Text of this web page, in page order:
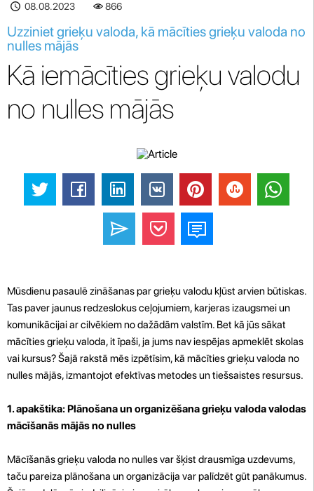
08.08.2023 866
Uzziniet grieķu valoda, kā mācīties grieķu valoda no
nulles mājās
Kā iemācīties grieķu valodu
no nulles mājās
Mūsdienu pasaulē zināšanas par grieķu valodu kļūst arvien būtiskas.
Tas paver jaunus redzeslokus ceļojumiem, karjeras izaugsmei un
komunikācijai ar cilvēkiem no dažādām valstīm. Bet kā jūs sākat
mācīties grieķu valoda, it īpaši, ja jums nav iespējas apmeklēt skolas
vai kursus? Šajā rakstā mēs izpētīsim, kā mācīties grieķu valoda no
nulles mājās, izmantojot efektīvas metodes un tiešsaistes resursus.
1. apakštika: Plānošana un organizēšana grieķu valoda valodas
mācīšanās mājās no nulles
Mācīšanās grieķu valoda no nulles var šķist drausmīga uzdevums,
taču pareiza plānošana un organizācija var palīdzēt gūt panākumus.